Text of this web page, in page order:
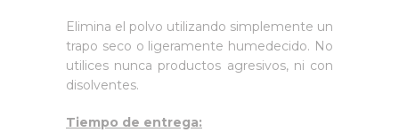
Elimina el polvo utilizando simplemente un
trapo seco o ligeramente humedecido. No
utilices nunca productos agresivos, ni con
disolventes.
Tiempo de entrega: